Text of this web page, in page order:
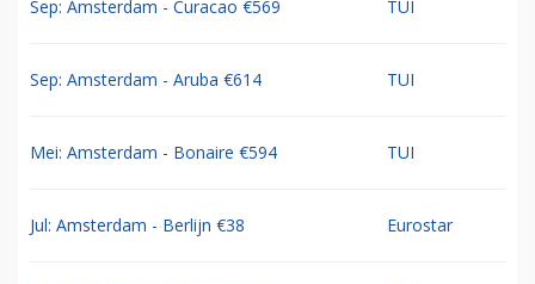
Sep: Amsterdam - Curacao €569 TUI
Sep: Amsterdam - Aruba €614 TUI
Mei: Amsterdam - Bonaire €594 TUI
Jul: Amsterdam - Berlijn €38 Eurostar